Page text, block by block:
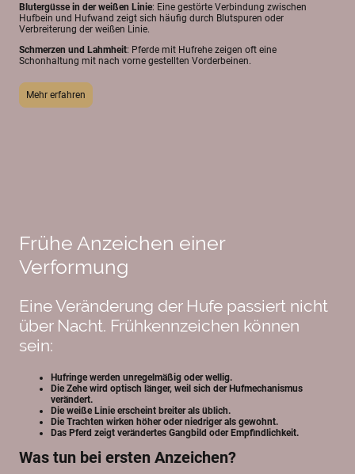
Blutergüsse in der weißen Linie: Eine gestörte Verbindung zwischen
Hufbein und Hufwand zeigt sich häufig durch Blutspuren oder
Verbreiterung der weißen Linie.
Schmerzen und Lahmheit: Pferde mit Hufrehe zeigen oft eine
Schonhaltung mit nach vorne gestellten Vorderbeinen.
Mehr erfahren
Frühe Anzeichen einer
Verformung
Eine Veränderung der Hufe passiert nicht
über Nacht. Frühkennzeichen können
sein:
Hufringe werden unregelmäßig oder wellig.
Die Zehe wird optisch länger, weil sich der Hufmechanismus
verändert.
Die weiße Linie erscheint breiter als üblich.
Die Trachten wirken höher oder niedriger als gewohnt.
Das Pferd zeigt verändertes Gangbild oder Empfindlichkeit.
Was tun bei ersten Anzeichen?